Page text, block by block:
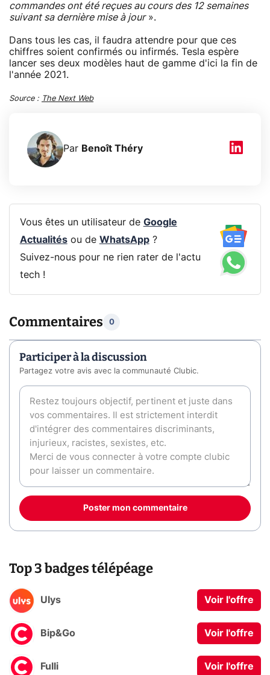
commandes ont été reçues au cours des 12 semaines
suivant sa dernière mise à jour».
Dans tous les cas, il faudra attendre pour que ces
chiffres soient confirmés ou infirmés. Tesla espère
lancer ses deux modèles haut de gamme d'ici la fin de
l'année 2021.
Source : The Next Web
Par Benoît Théry
Vous êtes un utilisateur de Google
Actualitésou de WhatsApp?
Suivez-nous pour ne rien rater de l'actu
tech !
Commentaires 0
Participer à la discussion
Partagez votre avis avec la communauté Clubic.
Poster mon commentaire
Top 3 badges télépéage
Ulys Voir l'offre
Bip&Go Voir l'offre
Fulli Voir l'offre